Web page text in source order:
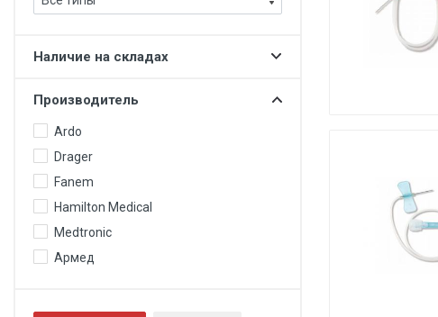
Офтальмология
Урология
Дезинфекция и стерилизация
Лучевая диагностика
Реабилитация
Расходные материалы
Наличие на складах
Производитель
Ardo
Drager
Fanem
Hamilton Medical
Medtronic
Армед